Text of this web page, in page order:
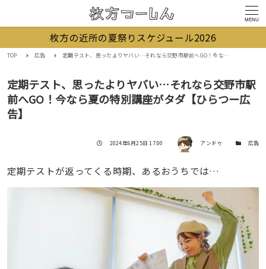
MENU
枚方の近所の夏祭りスケジュール2026
TOP 広告 定期テスト、思ったよりヤバい…それなら交野市駅前へGO！今なら夏の特別講座がタダ【ひらつー広告】
定期テスト、思ったよりヤバい…それなら交野市駅
前へGO！今なら夏の特別講座がタダ【ひらつー広
告】
投稿日
2024年6月25日 17:00 著者 アンドゥ カテゴリー
広告
定期テストが返ってくる時期、あるおうちでは…